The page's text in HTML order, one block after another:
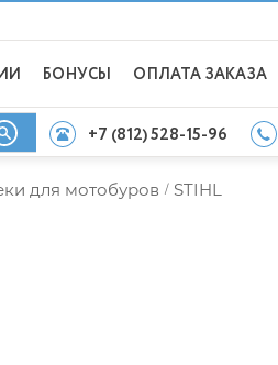
БОНУСЫ ОПЛАТА ЗАКАЗА
+7 (812) 528-15-96
для мотобуров / STIHL